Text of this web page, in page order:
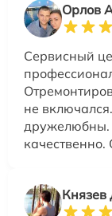
Орлов
Сервисный
не
дружелюбны.
качественно.
Князев